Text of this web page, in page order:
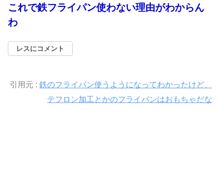
これで鉄フライパン使わない理由がわからん
わ
レスにコメント
引用元 : 鉄のフライパン使うようになってわかったけど、
テフロン加工とかのフライパンはおもちゃだな